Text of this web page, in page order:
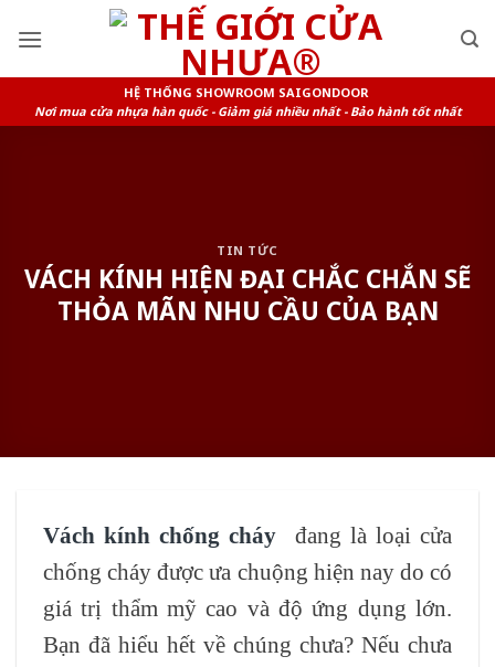
HỆ THỐNG SHOWROOM SAIGONDOOR
Nơi mua cửa nhựa hàn quốc - Giảm giá nhiều nhất - Bảo hành tốt nhất
TIN TỨC
VÁCH KÍNH HIỆN ĐẠI CHẮC CHẮN SẼ
THỎA MÃN NHU CẦU CỦA BẠN
Vách kính chống cháy
đang là loại cửa
chống cháy được ưa chuộng hiện nay do có
giá trị thẩm mỹ cao và độ ứng dụng lớn.
Bạn đã hiểu hết về chúng chưa? Nếu chưa